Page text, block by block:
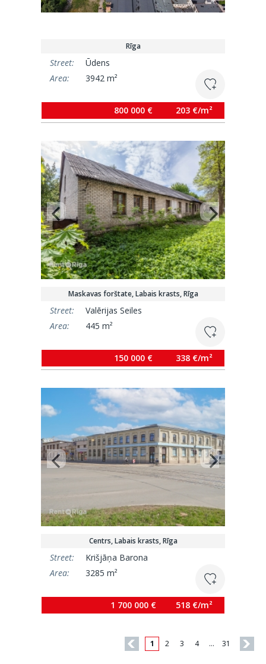
Rīga
Street:
Ūdens
Area:
3942 m²
800 000 € 203 €/m²
Maskavas forštate, Labais krasts, Rīga
Street:
Valērijas Seiles
Area:
445 m²
150 000 € 338 €/m²
Centrs, Labais krasts, Rīga
Street:
Krišjāņa Barona
Area:
3285 m²
1 700 000 € 518 €/m²
1 2 3 4 … 31